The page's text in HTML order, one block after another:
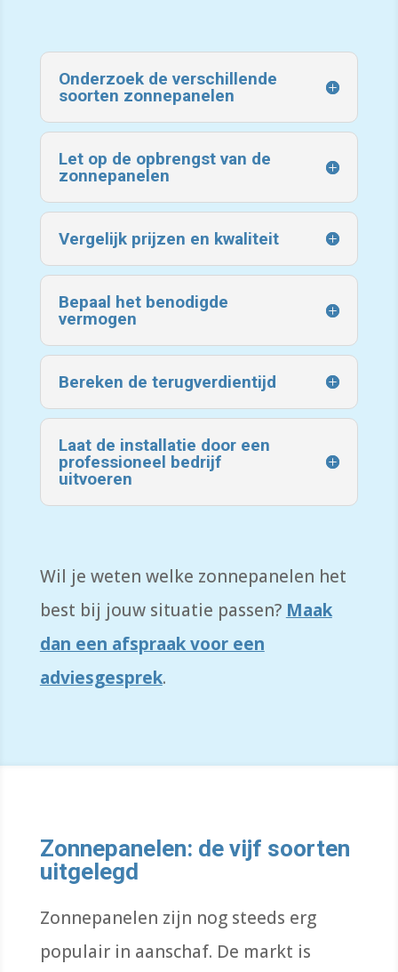
Onderzoek de verschillende
soorten zonnepanelen
Let op de opbrengst van de
zonnepanelen
Vergelijk prijzen en kwaliteit
Bepaal het benodigde
vermogen
Bereken de terugverdientijd
Laat de installatie door een
professioneel bedrijf
uitvoeren
Wil je weten welke zonnepanelen het
best bij jouw situatie passen? Maak
dan een afspraak voor een
adviesgesprek.
Zonnepanelen: de vijf soorten
uitgelegd
Zonnepanelen zijn nog steeds erg
populair in aanschaf. De markt is